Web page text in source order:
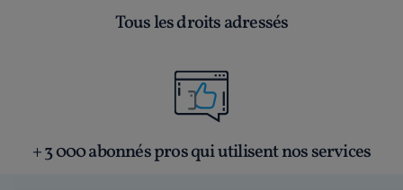
Tous les droits adressés
+ 3 000 abonnés pros qui utilisent nos services